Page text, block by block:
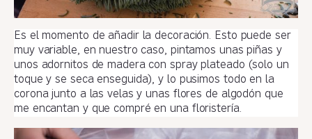
Es el momento de añadir la decoración. Esto puede ser
muy variable, en nuestro caso, pintamos unas piñas y
unos adornitos de madera con spray plateado (solo un
toque y se seca enseguida), y lo pusimos todo en la
corona junto a las velas y unas flores de algodón que
me encantan y que compré en una floristería.